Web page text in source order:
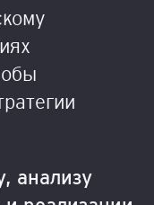
анализу